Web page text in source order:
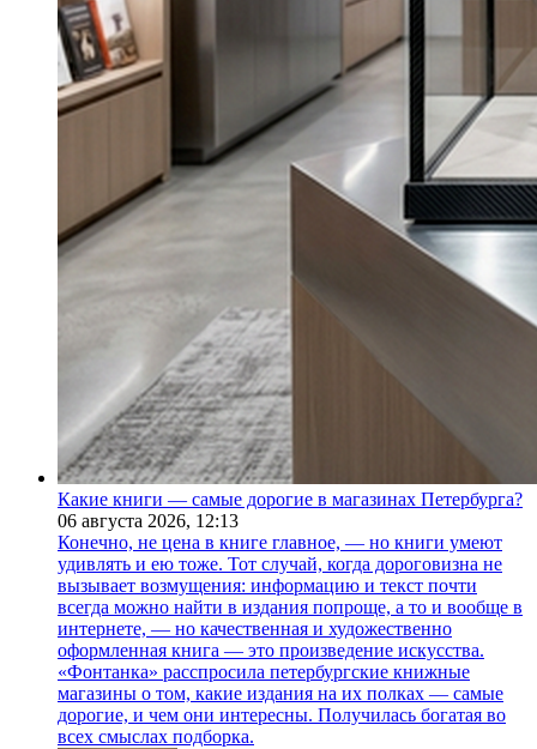
Какие книги — самые дорогие в магазинах Петербурга?
06 августа 2026, 12:13
Конечно, не цена в книге главное, — но книги умеют
удивлять и ею тоже. Тот случай, когда дороговизна не
вызывает возмущения: информацию и текст почти
всегда можно найти в издания попроще, а то и вообще в
интернете, — но качественная и художественно
оформленная книга — это произведение искусства.
«Фонтанка» расспросила петербургские книжные
магазины о том, какие издания на их полках — самые
дорогие, и чем они интересны. Получилась богатая во
всех смыслах подборка.